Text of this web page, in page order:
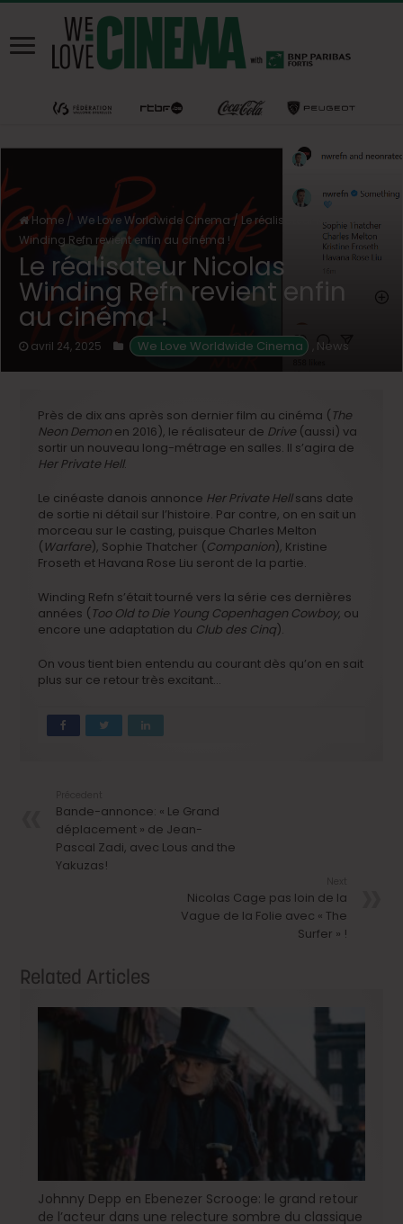
Home / We Love Worldwide Cinema/ Le réalisateur Nicolas
Winding Refn revient enfin au cinéma !
Le réalisateur Nicolas
Winding Refn revient enfin
au cinéma !
avril 24, 2025 We Love Worldwide Cinema News
Près de dix ans après son dernier film au cinéma (The
Neon Demon en 2016), le réalisateur de Drive (aussi) va
sortir un nouveau long-métrage en salles. Il s’agira de
Her Private Hell.
Le cinéaste danois annonce Her Private Hellsans date
de sortie ni détail sur l’histoire. Par contre, on en sait un
morceau sur le casting, puisque Charles Melton
(Warfare), Sophie Thatcher (Companion), Kristine
Froseth et Havana Rose Liu seront de la partie.
Winding Refn s’était tourné vers la série ces dernières
années (Too Old to Die Young Copenhagen Cowboy, ou
encore une adaptation du Club des Cinq).
On vous tient bien entendu au courant dès qu’on en sait
plus sur ce retour très excitant…
Bande-annonce: « Le Grand
déplacement » de Jean-
Pascal Zadi, avec Lous and the
Yakuzas!
Nicolas Cage pas loin de la
Vague de la Folie avec « The
Surfer » !
Related Articles
Johnny Depp en Ebenezer Scrooge: le grand retour
de l’acteur dans une relecture sombre du classique